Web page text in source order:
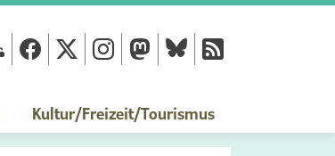
Kultur/Freizeit/Tourismus